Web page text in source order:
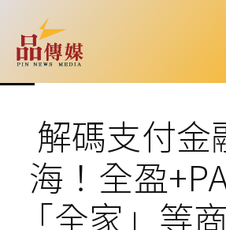
解碼支付金
海！全盈
「全家」等